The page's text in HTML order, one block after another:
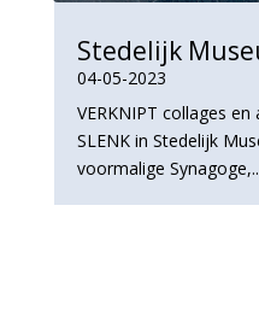
Stedelijk
04-05-2023
VERKNIPT collages en
SLENK in Stedelijk
voormalige